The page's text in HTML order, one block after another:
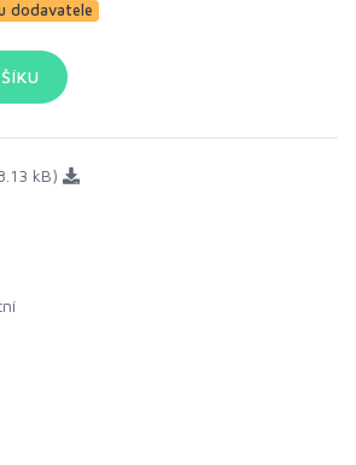
dodavatele
kB)